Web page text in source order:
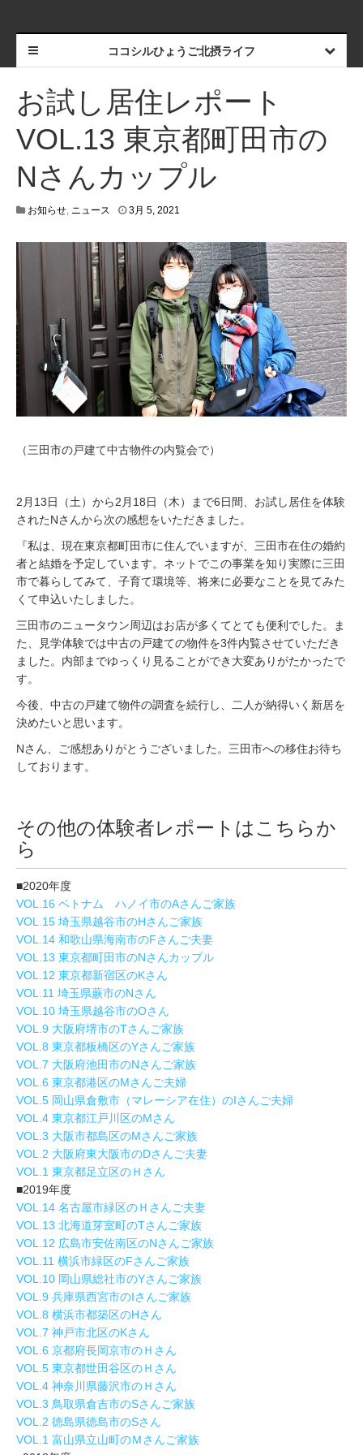
ココシルひょうご北摂ライフ
お試し居住レポート
VOL.13 東京都町田市の
Nさんカップル
お知らせ, ニュース 3月 5, 2021
0
,
0
2
1
（三田市の戸建て中古物件の内覧会で）
2月13日（土）から2月18日（木）まで6日間、お試し居住を体験
されたNさんから次の感想をいただきました。
『私は、現在東京都町田市に住んでいますが、三田市在住の婚約
者と結婚を予定しています。ネットでこの事業を知り実際に三田
市で暮らしてみて、子育て環境等、将来に必要なことを見てみた
くて申込いたしました。
三田市のニュータウン周辺はお店が多くてとても便利でした。ま
た、見学体験では中古の戸建ての物件を3件内覧させていただき
ました。内部までゆっくり見ることができ大変ありがたかったで
す。
今後、中古の戸建て物件の調査を続行し、二人が納得いく新居を
決めたいと思います。
Nさん、ご感想ありがとうございました。三田市への移住お待ち
しております。
その他の体験者レポートはこちらか
ら
■2020年度
VOL.16 ベトナム ハノイ市のAさんご家族
VOL.15 埼玉県越谷市のHさんご家族
VOL.14 和歌山県海南市のFさんご夫妻
VOL.13 東京都町田市のNさんカップル
VOL.12 東京都新宿区のKさん
VOL.11 埼玉県蕨市のNさん
VOL.10 埼玉県越谷市のOさん
VOL.9 大阪府堺市のTさんご家族
VOL.8 東京都板橋区のYさんご家族
VOL.7 大阪府池田市のNさんご家族
VOL.6 東京都港区のMさんご夫婦
VOL.5 岡山県倉敷市（マレーシア在住）のIさんご夫婦
VOL.4 東京都江戸川区のMさん
VOL.3 大阪市都島区のMさんご家族
VOL.2 大阪府東大阪市のDさんご夫妻
VOL.1 東京都足立区のＨさん
■2019年度
VOL.14 名古屋市緑区のＨさんご夫妻
VOL.13 北海道芽室町のTさんご家族
VOL.12 広島市安佐南区のNさんご家族
VOL.11 横浜市緑区のFさんご家族
VOL.10 岡山県総社市のYさんご家族
VOL.9 兵庫県西宮市のIさんご家族
VOL.8 横浜市都築区のHさん
VOL.7 神戸市北区のKさん
VOL.6 京都府長岡京市のＨさん
VOL.5 東京都世田谷区のＨさん
VOL.4 神奈川県藤沢市のＨさん
VOL.3 鳥取県倉吉市のSさんご家族
VOL.2 徳島県徳島市のSさん
VOL.1 富山県立山町のＭさんご家族